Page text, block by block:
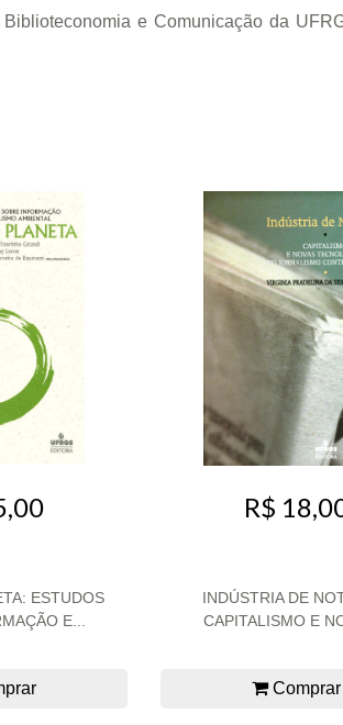
e Comunicação da
ESTUDOS
E...
R$
INDÚSTRIA DE
CAPITALISMO E
Comprar